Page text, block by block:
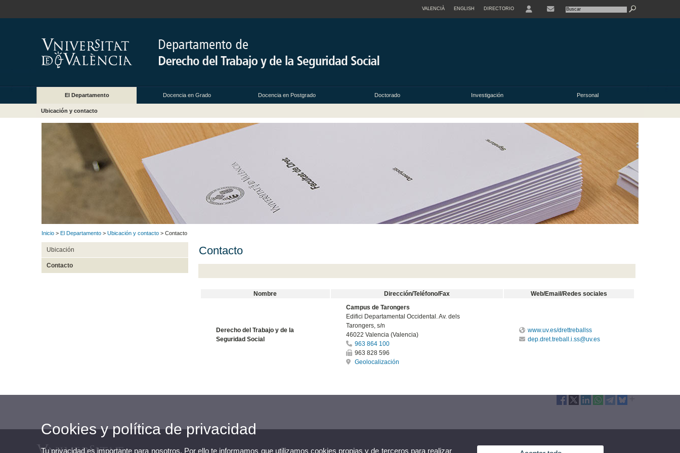
VALENCIÀ ENGLISH DIRECTORIO
El Departamento Docencia en Grado Docencia en Postgrado Doctorado Investigación Personal
Ubicación y contacto
Inicio > El Departamento > Ubicación y contacto > Contacto
Ubicación
Contacto
Contacto
Nombre Dirección/Teléfono/Fax Web/Email/Redes sociales
Derecho del Trabajo y de la
Seguridad Social
Campus de Tarongers
Edifici Departamental Occidental. Av. dels
Tarongers, s/n
46022 Valencia (Valencia)
963 864 100
963 828 596
Geolocalización
www.uv.es/drettreballss
dep.dret.treball.i.ss@uv.es
Cookies y política de privacidad
Tu privacidad es importante para nosotros. Por ello te informamos que utilizamos cookies propias y de terceros para realizar